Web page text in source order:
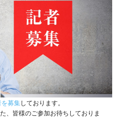
募集しております。
、皆様のご参加お待ちしておりま